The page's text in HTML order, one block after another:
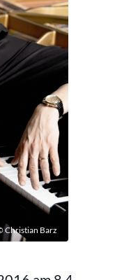
Christian Barz